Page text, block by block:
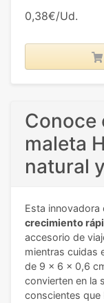
0,38€/Ud.
Conoce
maleta
natural
Esta innovadora
crecimiento
accesorio de
mientras cuidas
de 9 x 6 x 0,6
convierten en la
conscientes que